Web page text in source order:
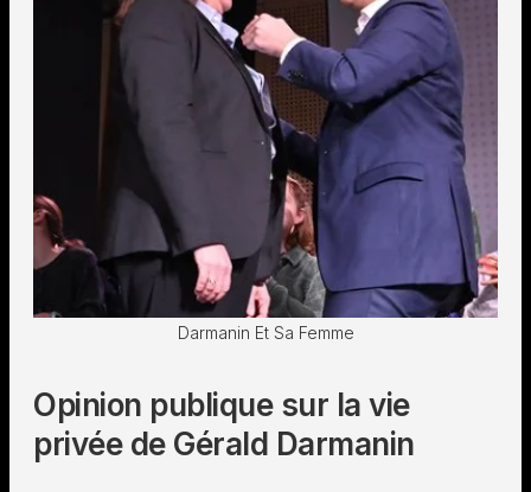
Darmanin Et Sa Femme
Opinion publique sur la vie
privée de Gérald Darmanin